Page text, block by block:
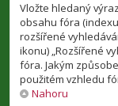
Vložte hledaný
obsahu fóra
rozšířené
ikonu) „Rozšířené
fóra. Jakým
použitém vzhledu
Nahoru